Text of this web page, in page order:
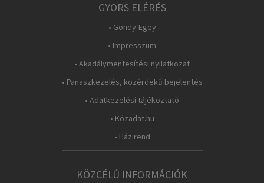
GYORS ELÉRÉS
• Gondy-Egey
• Impresszum
• Akadálymentesítési nyilatkozat
• Panaszkezelés, közérdekű bejelentés
• Adatkezelési tájékoztató
• Közadat.hu
• Házirend
KÖZCÉLÚ INFORMÁCIÓK